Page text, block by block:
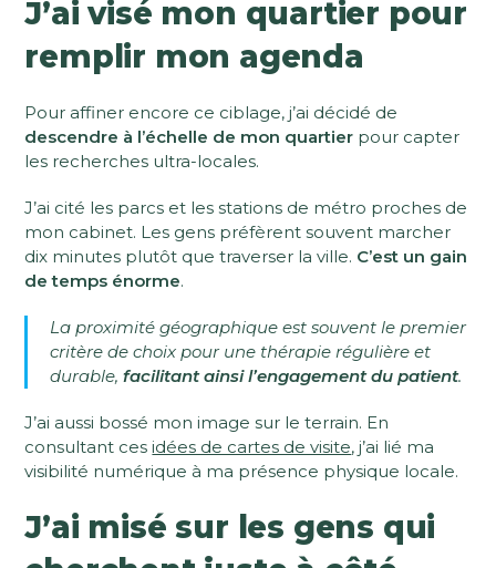
J’ai visé mon quartier pour
remplir mon agenda
Pour affiner encore ce ciblage, j’ai décidé de
descendre à l’échelle de mon quartier pour capter
les recherches ultra-locales.
J’ai cité les parcs et les stations de métro proches de
mon cabinet. Les gens préfèrent souvent marcher
dix minutes plutôt que traverser la ville. C’est un gain
de temps énorme.
La proximité géographique est souvent le premier
critère de choix pour une thérapie régulière et
durable,facilitant ainsi l’engagement du patient.
J’ai aussi bossé mon image sur le terrain. En
consultant cesidées de cartes de visite, j’ai lié ma
visibilité numérique à ma présence physique locale.
J’ai misé sur les gens qui